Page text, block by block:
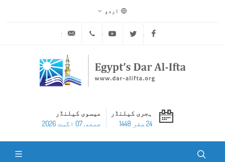
اردو
Facebook
Twitter
Youtube
ہجری کیلنڈر
24 صفر 1448
عیسوی کیلنڈر
جمعه, 07 اگست 2026